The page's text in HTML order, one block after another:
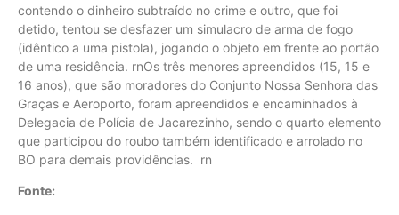
contendo o dinheiro subtraído no crime e outro, que foi
detido, tentou se desfazer um simulacro de arma de fogo
(idêntico a uma pistola), jogando o objeto em frente ao portão
de uma residência. rnOs três menores apreendidos (15, 15 e
16 anos), que são moradores do Conjunto Nossa Senhora das
Graças e Aeroporto, foram apreendidos e encaminhados à
Delegacia de Polícia de Jacarezinho, sendo o quarto elemento
que participou do roubo também identificado e arrolado no
BO para demais providências. rn
Fonte: